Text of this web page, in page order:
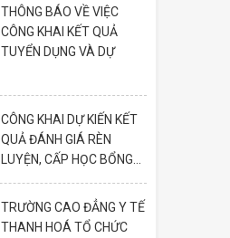
THÔNG BÁO VỀ VIỆC
CÔNG KHAI KẾT QUẢ
TUYỂN DỤNG VÀ DỰ
CÔNG KHAI DỰ KIẾN KẾT
QUẢ ĐÁNH GIÁ RÈN
LUYỆN, CẤP HỌC BỔNG...
TRƯỜNG CAO ĐẲNG Y TẾ
THANH HOÁ TỔ CHỨC